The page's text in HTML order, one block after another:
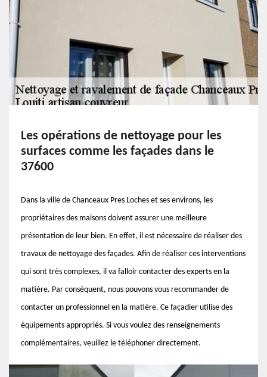
Les opérations de nettoyage pour les
surfaces comme les façades dans le
37600
Dans la ville de Chanceaux Pres Loches et ses environs, les
propriétaires des maisons doivent assurer une meilleure
présentation de leur bien. En effet, il est nécessaire de réaliser des
travaux de nettoyage des façades. Afin de réaliser ces interventions
qui sont très complexes, il va falloir contacter des experts en la
matière. Par conséquent, nous pouvons vous recommander de
contacter un professionnel en la matière. Ce façadier utilise des
équipements appropriés. Si vous voulez des renseignements
complémentaires, veuillez le téléphoner directement.